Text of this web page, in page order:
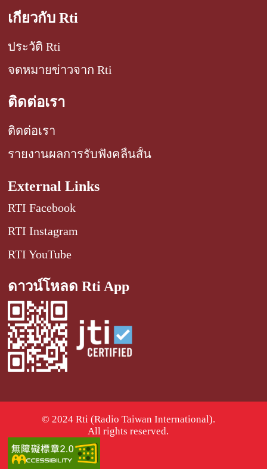
เกี่ยวกับ Rti
ประวัติ Rti
จดหมายข่าวจาก Rti
ติดต่อเรา
ติดต่อเรา
รายงานผลการรับฟังคลื่นสั้น
External Links
RTI Facebook
RTI Instagram
RTI YouTube
ดาวน์โหลด Rti App
© 2024 Rti (Radio Taiwan International).
All rights reserved.